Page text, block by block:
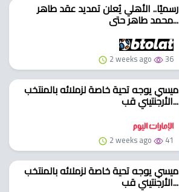
رسميًا.. الأهلي يُعلن تمديد عقد طاهر
محمد طاهر حتى...
2 weeks ago 36
ميسي يوجه تحية خاصة لزملائه بالمنتخب
الأرجنتيني قب...
2 weeks ago 41
ميسي يوجه تحية خاصة لزملائه بالمنتخب
الأرجنتيني قب...